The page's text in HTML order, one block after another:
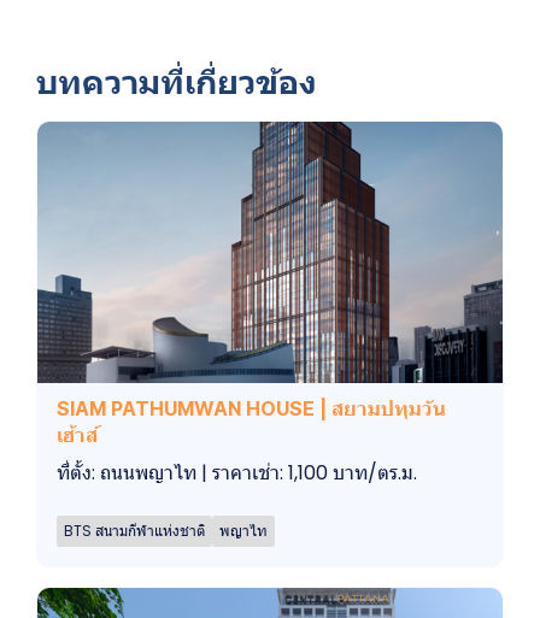
บทความที่เกี่ยวข้อง
SIAM PATHUMWAN HOUSE | สยามปทุมวัน
เฮ้าส์
ที่ตั้ง: ถนนพญาไท | ราคาเช่า: 1,100 บาท/ตร.ม.
BTS สนามกีฬาแห่งชาติ พญาไท